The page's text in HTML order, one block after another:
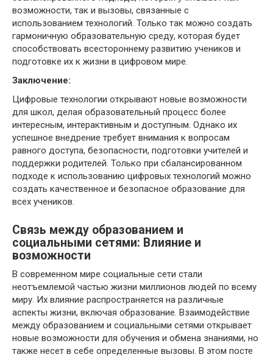
возможности, так и вызовы, связанные с
использованием технологий. Только так можно создать
гармоничную образовательную среду, которая будет
способствовать всестороннему развитию учеников и
подготовке их к жизни в цифровом мире.
Заключение:
Цифровые технологии открывают новые возможности
для школ, делая образовательный процесс более
интересным, интерактивным и доступным. Однако их
успешное внедрение требует внимания к вопросам
равного доступа, безопасности, подготовки учителей и
поддержки родителей. Только при сбалансированном
подходе к использованию цифровых технологий можно
создать качественное и безопасное образование для
всех учеников.
Связь между образованием и
социальными сетями: Влияние и
возможности
В современном мире социальные сети стали
неотъемлемой частью жизни миллионов людей по всему
миру. Их влияние распространяется на различные
аспекты жизни, включая образование. Взаимодействие
между образованием и социальными сетями открывает
новые возможности для обучения и обмена знаниями, но
также несет в себе определенные вызовы. В этом посте